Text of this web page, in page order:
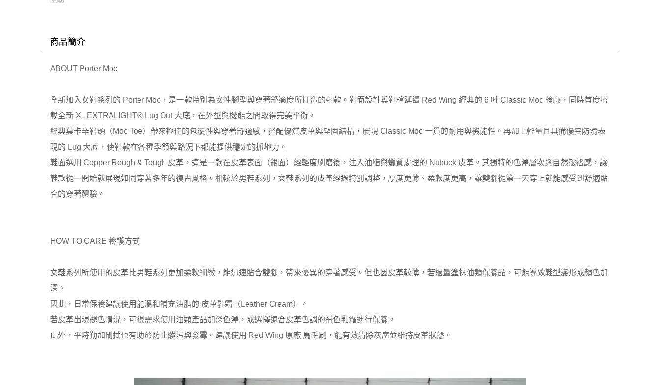
請選擇規格
商品簡介
ABOUT Porter Moc
全新加入女鞋系列的 Porter Moc，是一款特別為女性腳型與穿著舒適度所打造的鞋款。鞋面設計與鞋楦延續 Red Wing 經典的 6 吋 Classic Moc 輪廓，同時首度搭
載全新 XL EXTRALIGHT® Lug Out 大底，在外型與機能之間取得完美平衡。
經典莫卡辛鞋頭（Moc Toe）帶來極佳的包覆性與穿著舒適感，搭配優質皮革與堅固結構，展現 Classic Moc 一貫的耐用與機能性。再加上輕量且具備優異防滑表
現的 Lug 大底，使鞋款在各種季節與路況下都能提供穩定的抓地力。
鞋面選用 Copper Rough & Tough 皮革，這是一款在皮革表面（銀面）經輕度刷磨後，注入油脂與蠟質處理的 Nubuck 皮革。其獨特的色澤層次與自然皺褶感，讓
鞋款從一開始就展現如同穿著多年的復古風格。相較於男鞋系列，女鞋系列的皮革經過特別調整，厚度更薄、柔軟度更高，讓雙腳從第一天穿上就能感受到舒適貼
合的穿著體驗。
HOW TO CARE 養護方式
女鞋系列所使用的皮革比男鞋系列更加柔軟細緻，能迅速貼合雙腳，帶來優異的穿著感受。但也因皮革較薄，若過量塗抹油類保養品，可能導致鞋型變形或顏色加
深。
因此，日常保養建議使用能溫和補充油脂的 皮革乳霜（Leather Cream）。
若皮革出現褪色情況，可視需求使用油類產品加深色澤，或選擇適合皮革色調的補色乳霜進行保養。
此外，平時勤加刷拭也有助於防止髒污與發霉。建議使用 Red Wing 原廠 馬毛刷，能有效清除灰塵並維持皮革狀態。